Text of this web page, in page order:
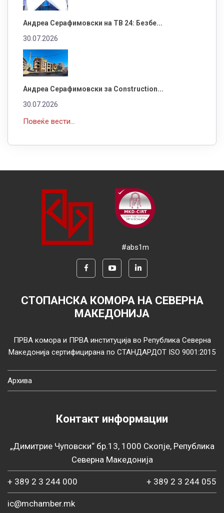
Андреа Серафимовски на ТВ 24: Безбе...
30.07.2026
Андреа Серафимовски за Construction...
30.07.2026
Повеќе вести...
#abs1m
СТОПАНСКА КОМОРА НА СЕВЕРНА
МАКЕДОНИЈА
ПРВА комора и ПРВА институција во Република Северна
Македонија сертифицирана по СТАНДАРДОТ ISO 9001:2015
Архива
Контакт информации
„Димитрие Чуповски“ бр.13, 1000 Скопје, Република
Северна Македонија
+ 389 2 3 244 000 + 389 2 3 244 055
ic@mchamber.mk